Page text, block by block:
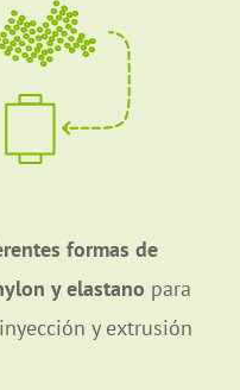
formas de
y elastano para
y extrusión